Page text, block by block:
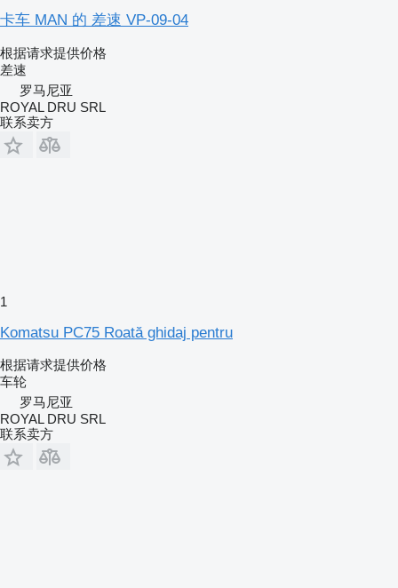
卡车 MAN 的 差速 VP-09-04
根据请求提供价格
差速
罗马尼亚
ROYAL DRU SRL
联系卖方
1
Komatsu PC75 Roată ghidaj pentru
根据请求提供价格
车轮
罗马尼亚
ROYAL DRU SRL
联系卖方